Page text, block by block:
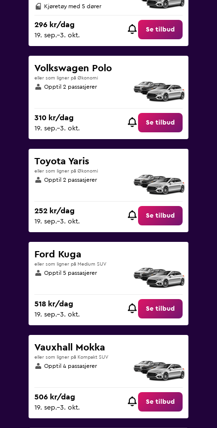
Kjøretøy med 5 dører
296 kr/dag
19. sep.–3. okt.
Se tilbud
Volkswagen Polo
eller som ligner på Økonomi
Opptil 2 passasjerer
310 kr/dag
19. sep.–3. okt.
Se tilbud
Toyota Yaris
eller som ligner på Økonomi
Opptil 2 passasjerer
252 kr/dag
19. sep.–3. okt.
Se tilbud
Ford Kuga
eller som ligner på Medium SUV
Opptil 5 passasjerer
518 kr/dag
19. sep.–3. okt.
Se tilbud
Vauxhall Mokka
eller som ligner på Kompakt SUV
Opptil 4 passasjerer
506 kr/dag
19. sep.–3. okt.
Se tilbud